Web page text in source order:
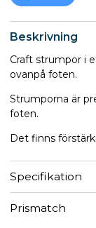
Beskrivning
Craft strumpor i
ovanpå foten.
Strumporna är
foten.
Det finns
Specifikation
Prismatch